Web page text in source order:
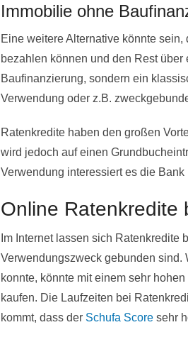
Immobilie ohne
Eine weitere Alternative könnte
bezahlen können und den Rest
Baufinanzierung, sondern ein
Verwendung oder z.B.
Ratenkredite haben den großen
wird jedoch auf einen
Verwendung interessiert es die Bank
Online Ratenkredite
Im Internet lassen sich Ratenkredite
Verwendungszweck gebunden sind.
konnte, könnte mit einem sehr hohen
kaufen. Die Laufzeiten bei
kommt, dass der Schufa Score sehr